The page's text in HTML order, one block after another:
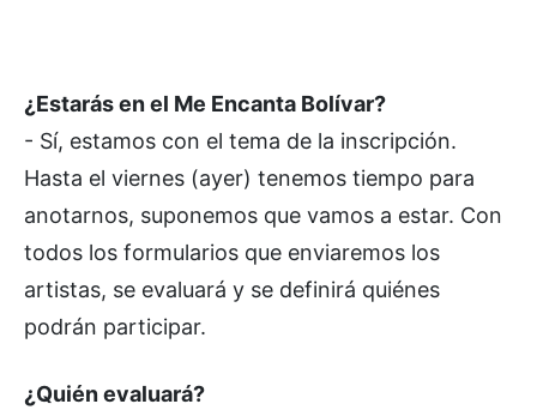
¿Estarás en el Me Encanta Bolívar?
- Sí, estamos con el tema de la inscripción.
Hasta el viernes (ayer) tenemos tiempo para
anotarnos, suponemos que vamos a estar. Con
todos los formularios que enviaremos los
artistas, se evaluará y se definirá quiénes
podrán participar.
¿Quién evaluará?